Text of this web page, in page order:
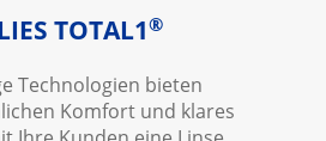
TOTAL1®
Technologien bieten
Komfort und klares